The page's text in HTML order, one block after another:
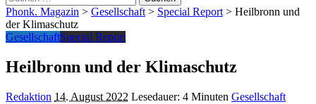
nach:
Phonk. Magazin > Gesellschaft > Special Report > Heilbronn und
der Klimaschutz
GesellschaftSpecial Report
Heilbronn und der Klimaschutz
Posted
Redaktion 14. August 2022 Lesedauer: 4 Minuten Gesellschaft